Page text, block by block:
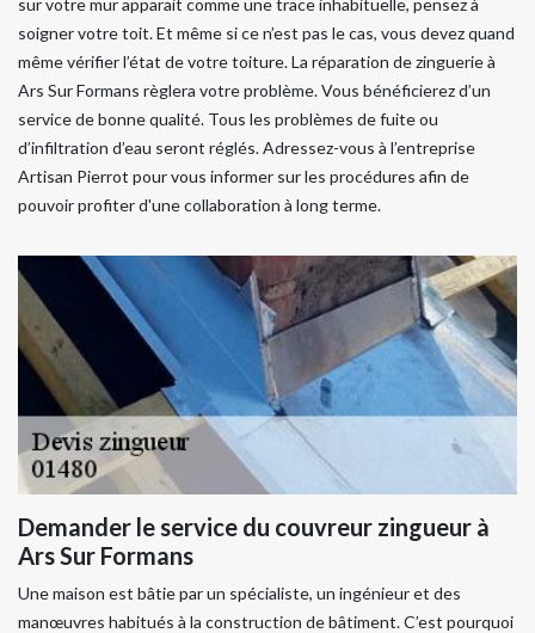
sur votre mur apparait comme une trace inhabituelle, pensez à
soigner votre toit. Et même si ce n’est pas le cas, vous devez quand
même vérifier l’état de votre toiture. La réparation de zinguerie à
Ars Sur Formans règlera votre problème. Vous bénéficierez d’un
service de bonne qualité. Tous les problèmes de fuite ou
d’infiltration d’eau seront réglés. Adressez-vous à l’entreprise
Artisan Pierrot pour vous informer sur les procédures afin de
pouvoir profiter d'une collaboration à long terme.
Demander le service du couvreur zingueur à
Ars Sur Formans
Une maison est bâtie par un spécialiste, un ingénieur et des
manœuvres habitués à la construction de bâtiment. C’est pourquoi